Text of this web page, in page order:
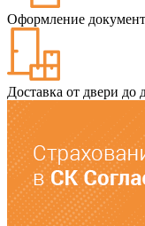
Оформление
Доставка от двери до